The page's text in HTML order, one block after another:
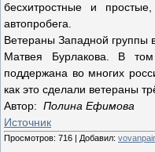
бесхитростные и
автопробега.
Ветераны Западной группы
Матвея Бурлакова. В
поддержана во многих
как это сделали ветераны
Автор: Полина Ефимова
Источник
Просмотров: 716 | Добавил: